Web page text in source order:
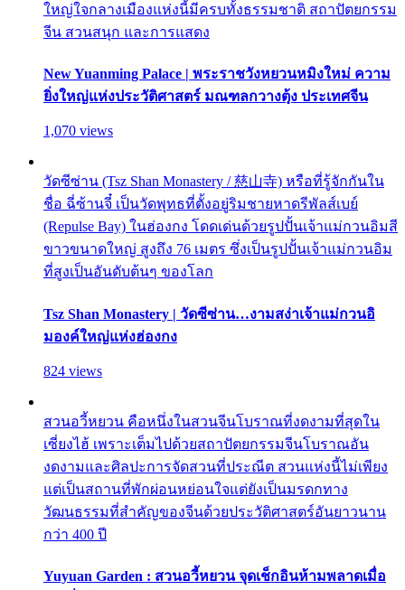
ใหญ่ใจกลางเมืองแห่งนี้มีครบทั้งธรรมชาติ สถาปัตยกรรม
จีน สวนสนุก และการแสดง
New Yuanming Palace | พระราชวังหยวนหมิงใหม่ ความ
ยิ่งใหญ่แห่งประวัติศาสตร์ มณฑลกวางตุ้ง ประเทศจีน
1,070 views
วัดซีซ่าน (Tsz Shan Monastery / 慈山寺) หรือที่รู้จักกันใน
ชื่อ ฉี่ซ้านจี๋ เป็นวัดพุทธที่ตั้งอยู่ริมชายหาดรีพัลส์เบย์
(Repulse Bay) ในฮ่องกง โดดเด่นด้วยรูปปั้นเจ้าแม่กวนอิมสี
ขาวขนาดใหญ่ สูงถึง 76 เมตร ซึ่งเป็นรูปปั้นเจ้าแม่กวนอิม
ที่สูงเป็นอันดับต้นๆ ของโลก
Tsz Shan Monastery | วัดซีซ่าน…งามสง่าเจ้าแม่กวนอิ
มองค์ใหญ่แห่งฮ่องกง
824 views
สวนอวี้หยวน คือหนึ่งในสวนจีนโบราณที่งดงามที่สุดใน
เซี่ยงไฮ้ เพราะเต็มไปด้วยสถาปัตยกรรมจีนโบราณอัน
งดงามและศิลปะการจัดสวนที่ประณีต สวนแห่งนี้ไม่เพียง
แต่เป็นสถานที่พักผ่อนหย่อนใจแต่ยังเป็นมรดกทาง
วัฒนธรรมที่สำคัญของจีนด้วยประวัติศาสตร์อันยาวนาน
กว่า 400 ปี
Yuyuan Garden : สวนอวี้หยวน จุดเช็กอินห้ามพลาดเมื่อ